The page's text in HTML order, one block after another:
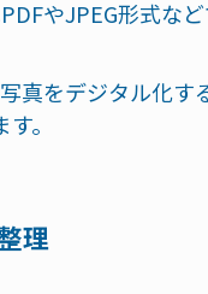
やJPEG形式など
真をデジタル化
。
理